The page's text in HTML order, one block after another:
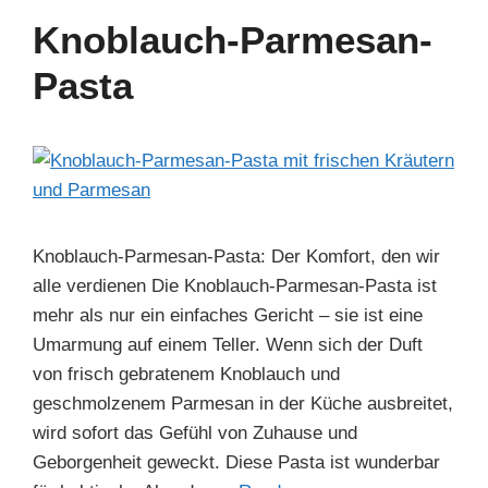
b
o
o
st dI
n
A
p
a
m
Knoblauch-Parmesan-
Pasta
Knoblauch-Parmesan-Pasta: Der Komfort, den wir
alle verdienen Die Knoblauch-Parmesan-Pasta ist
mehr als nur ein einfaches Gericht – sie ist eine
Umarmung auf einem Teller. Wenn sich der Duft
von frisch gebratenem Knoblauch und
geschmolzenem Parmesan in der Küche ausbreitet,
wird sofort das Gefühl von Zuhause und
Geborgenheit geweckt. Diese Pasta ist wunderbar